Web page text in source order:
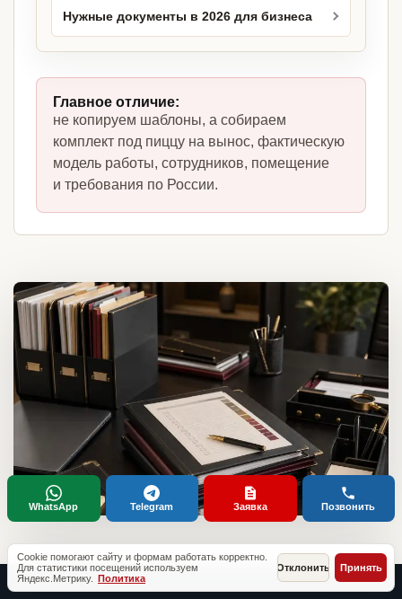
Нужные документы в 2026 для бизнеса
Главное отличие:
не копируем шаблоны, а собираем
комплект под пиццу на вынос, фактическую
модель работы, сотрудников, помещение
и требования по России.
Cookie помогают сайту и формам работать корректно.
Для статистики посещений используем
Яндекс.Метрику. Политика
Отклонить Принять
WhatsApp Telegram Заявка Позвонить